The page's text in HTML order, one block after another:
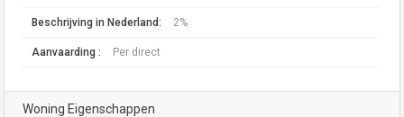
Beschrijving in Nederland: 2%
Aanvaarding : Per direct
Woning Eigenschappen